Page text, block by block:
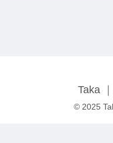
Taka
© 2025